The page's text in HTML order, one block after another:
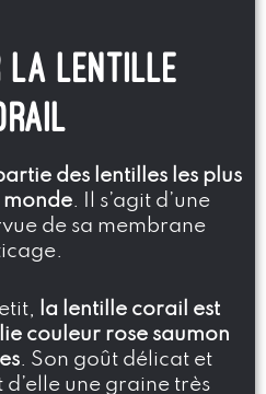
la lentille
des lentilles les plus
monde. Il s’agit d’une
de sa membrane
la lentille corail est
couleur rose saumon
. Son goût délicat et
une graine très